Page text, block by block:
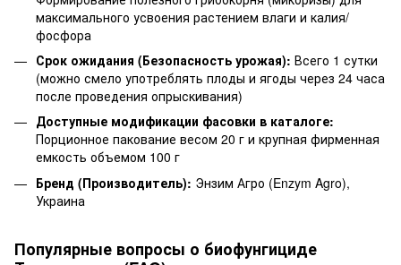
максимального усвоения растением влаги и калия/
фосфора
Срок ожидания (Безопасность урожая): Всего 1 сутки
(можно смело употреблять плоды и ягоды через 24 часа
после проведения опрыскивания)
Доступные модификации фасовки в каталоге:
Порционное пакование весом 20 г и крупная фирменная
емкость объемом 100 г
Бренд (Производитель): Энзим Агро (Enzym Agro),
Украина
Популярные вопросы о биофунгициде